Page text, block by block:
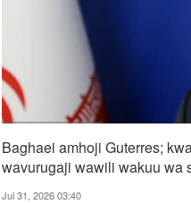
Baghaei amhoji Guterres;
wavurugaji wawili wakuu wa
Jul 31, 2026 03:40